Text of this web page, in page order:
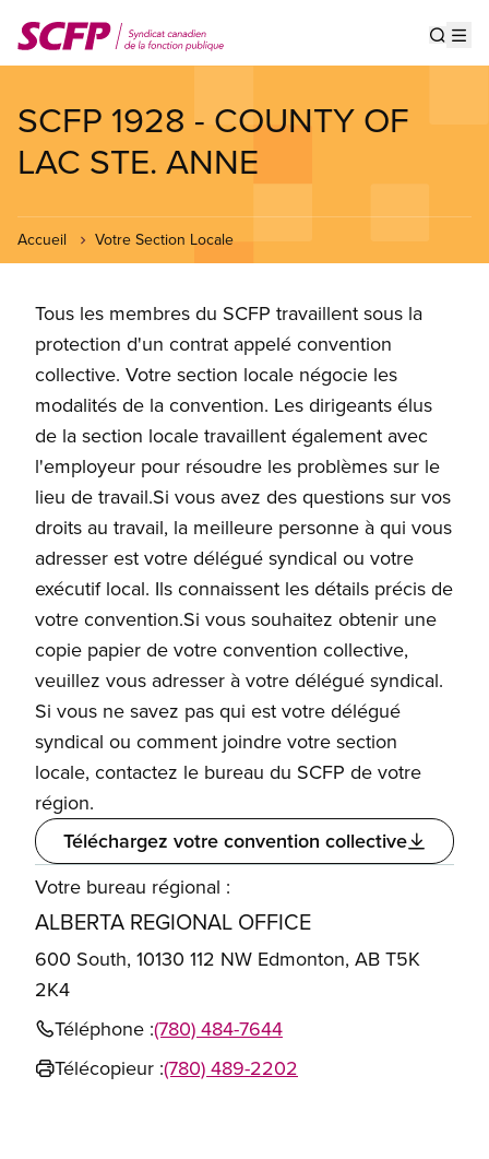
au
contenu
SCFP 1928 - COUNTY OF
LAC STE. ANNE
Accueil Votre Section Locale
Tous les membres du SCFP travaillent sous la
protection d'un contrat appelé convention
collective. Votre section locale négocie les
modalités de la convention. Les dirigeants élus
de la section locale travaillent également avec
l'employeur pour résoudre les problèmes sur le
lieu de travail.Si vous avez des questions sur vos
droits au travail, la meilleure personne à qui vous
adresser est votre délégué syndical ou votre
exécutif local. Ils connaissent les détails précis de
votre convention.Si vous souhaitez obtenir une
copie papier de votre convention collective,
veuillez vous adresser à votre délégué syndical.
Si vous ne savez pas qui est votre délégué
syndical ou comment joindre votre section
locale, contactez le bureau du SCFP de votre
région.
Téléchargez votre convention collective
Votre bureau régional :
ALBERTA REGIONAL OFFICE
600 South, 10130 112 NW Edmonton, AB T5K
2K4
Téléphone :(780) 484-7644
Télécopieur :(780) 489-2202